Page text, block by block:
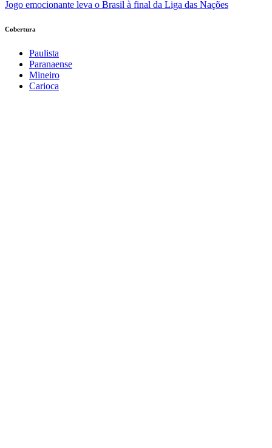
Jogo emocionante leva o Brasil à final da Liga das Nações
Cobertura
Paulista
Paranaense
Mineiro
Carioca